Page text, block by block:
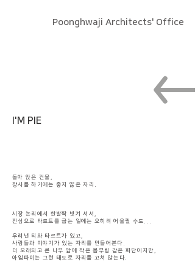
Poonghwaji Architects' Office
I'M PIE
돌아 앉은 건물,
장사를 하기에는 좋지 않은 자리.
시장 논리에서 한발짝 빗겨 서서,
진심으로 타르트를 굽는 일에는 오히려 어울릴 수도...
우려낸 티와 타르트가 있고,
사람들과 이야기가 있는 자리를 만들어본다.
더 오래되고 큰 나무 앞에 작은 몸부림 같은 화단이지만,
​아임파이는 그런 태도로 자리를 고쳐 앉는다.